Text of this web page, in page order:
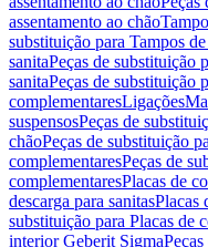
assentamento ao chão
substituição para Tampos
sanitaPeças de substituição
sanitaPeças de substituição
complementaresLigações
suspensosPeças de
chãoPeças de substituição
complementaresPeças de
complementaresPlacas de
descarga para sanitasPlacas
substituição para Placas de
interior Geberit Sigma